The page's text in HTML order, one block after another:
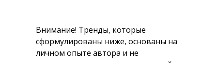
Внимание! Тренды, которые
сформулированы ниже, основаны на
личном опыте автора и не